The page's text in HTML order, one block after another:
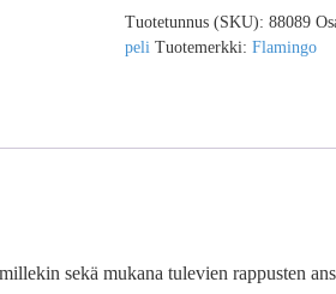
Tuotetunnus (SKU): 88089
peli Tuotemerkki: Flamingo
sekä mukana tulevien rappusten